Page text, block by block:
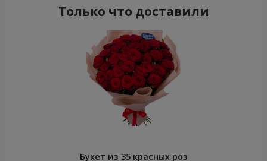
Только что доставили
Букет из 35 красных роз